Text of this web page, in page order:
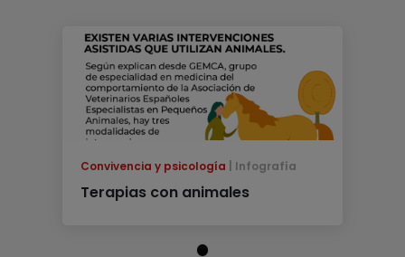
Convivencia y psicología Infografía
Terapias con animales